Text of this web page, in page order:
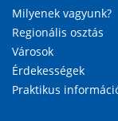
Milyenek vagyunk?
Regionális osztás
Városok
Érdekességek
Praktikus